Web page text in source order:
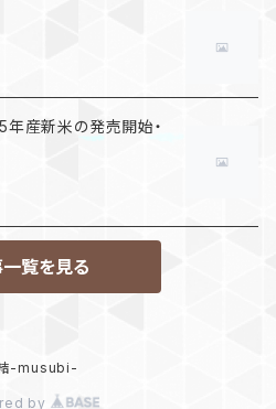
年産新米の発売開始・
覧を見る
-musubi-
by